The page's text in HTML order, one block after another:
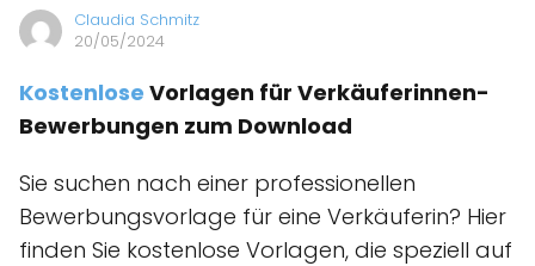
Claudia Schmitz
20/05/2024
Kostenlose Vorlagen für Verkäuferinnen-
Bewerbungen zum Download
Sie suchen nach einer professionellen
Bewerbungsvorlage für eine Verkäuferin? Hier
finden Sie kostenlose Vorlagen, die speziell auf